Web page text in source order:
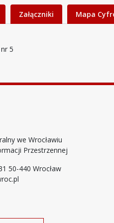
Załączniki Mapa
5
we Wrocławiu
Przestrzennej
50-440 Wrocław